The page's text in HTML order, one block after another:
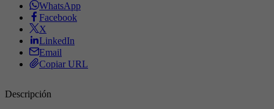
WhatsApp
Facebook
X
LinkedIn
Email
Copiar URL
Descripción